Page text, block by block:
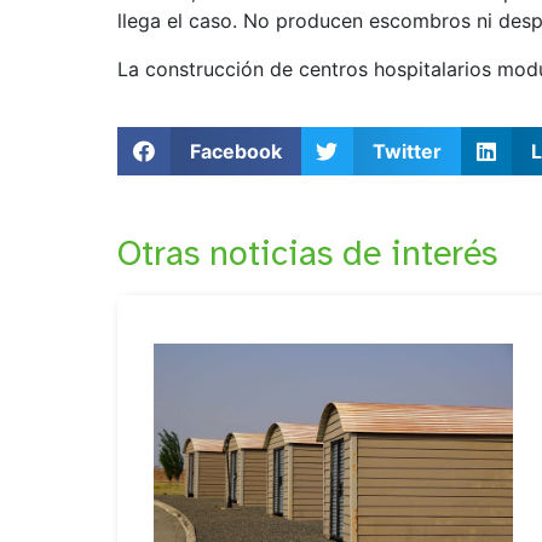
llega el caso. No producen escombros ni
La construcción de centros hospitalarios
Facebook Twitter
Otras noticias de interés